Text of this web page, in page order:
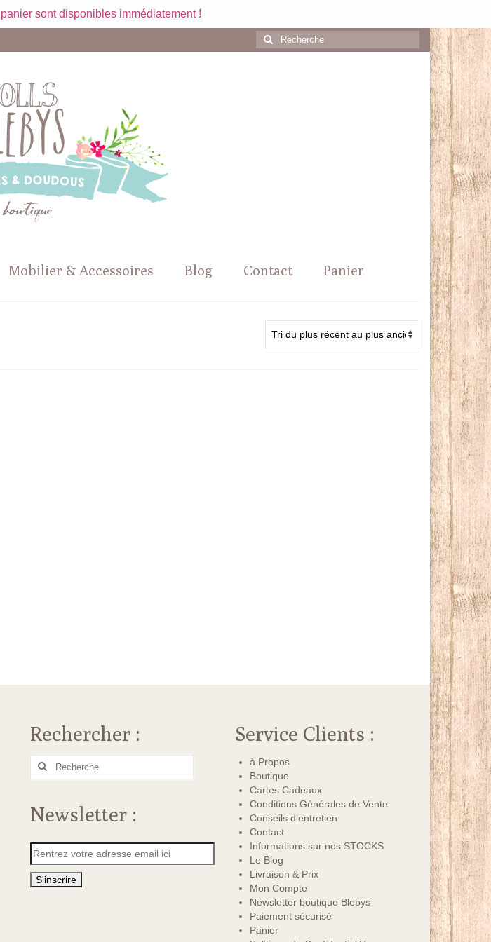
sont disponibles immédiatement !
Rechercher
:
Mobilier & Accessoires Blog Contact Panier
Rechercher :
Rechercher
Newsletter :
Service Clients :
à Propos
Boutique
Cartes Cadeaux
Conditions Générales de Vente
Conseils d’entretien
Contact
Informations sur nos STOCKS
Le Blog
Livraison & Prix
Mon Compte
Newsletter boutique Blebys
Paiement sécurisé
Panier